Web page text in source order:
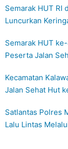
Semarak HUT RI
Luncurkan
Semarak HUT
Peserta Jalan
Kecamatan
Jalan Sehat Hut
Satlantas Polres
Lalu Lintas